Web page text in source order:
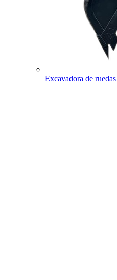
Excavadora de ruedas